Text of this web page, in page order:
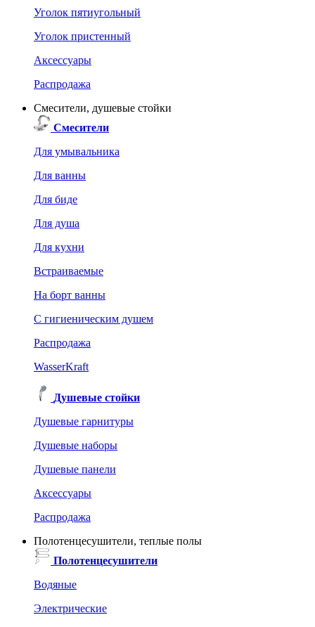
Уголок пятиугольный
Уголок пристенный
Аксессуары
Распродажа
Смесители, душевые стойки
Смесители
Для умывальника
Для ванны
Для биде
Для душа
Для кухни
Встраиваемые
На борт ванны
C гигиеническим душем
Распродажа
WasserKraft
Душевые стойки
Душевые гарнитуры
Душевые наборы
Душевые панели
Аксессуары
Распродажа
Полотенцесушители, теплые полы
Полотенцесушители
Водяные
Электрические